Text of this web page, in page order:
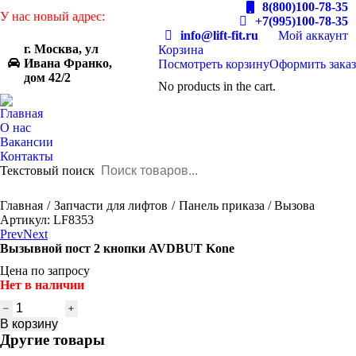
У нас новый адрес:
г. Москва, ул
Ивана Франко,
дом 42/2
8(800)100-78-35
+7(995)100-78-35
info@lift-fit.ru
Мой аккаунт
Корзина
Посмотреть корзинуОформить заказ
No products in the cart.
Главная
О нас
Вакансии
Контакты
Текстовый поиск
You are here:
Главная Запчасти для лифтов
Панель приказа / Вызова
Артикул: LF8353
PrevNext
Вызывной пост 2 кнопки AVDBUT Kone
Цена по запросу
Нет в наличии
Количество
товара
Вызывной
пост
В корзину
Другие товары